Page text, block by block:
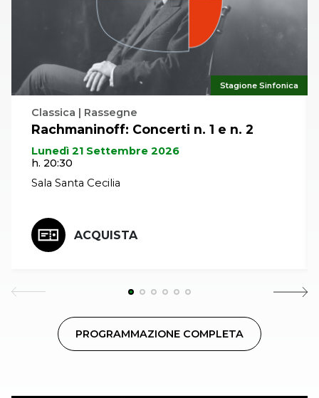
Stagione Sinfonica
Classica | Rassegne
Rachmaninoff: Concerti n. 1 e n. 2
Lunedì 21 Settembre 2026
h. 20:30
Sala Santa Cecilia
ACQUISTA
PROGRAMMAZIONE COMPLETA